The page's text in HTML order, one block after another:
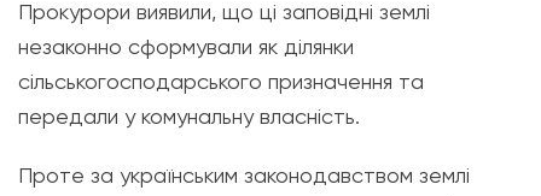
Прокурори виявили, що ці заповідні землі
незаконно сформували як ділянки
сільськогосподарського призначення та
передали у комунальну власність.
Проте за українським законодавством землі